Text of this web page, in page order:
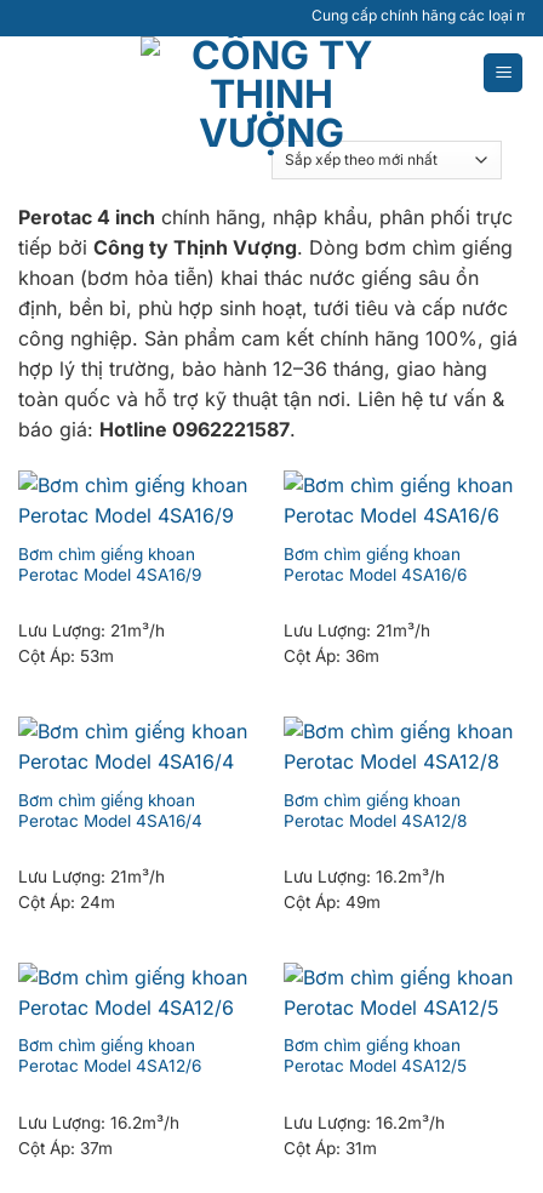
qua
Cung cấp chính hãng các loại máy
Perotac 4 inch chính hãng, nhập khẩu, phân phối trực
tiếp bởi Công ty Thịnh Vượng. Dòng bơm chìm giếng
khoan (bơm hỏa tiễn) khai thác nước giếng sâu ổn
định, bền bỉ, phù hợp sinh hoạt, tưới tiêu và cấp nước
công nghiệp. Sản phẩm cam kết chính hãng 100%, giá
hợp lý thị trường, bảo hành 12–36 tháng, giao hàng
toàn quốc và hỗ trợ kỹ thuật tận nơi. Liên hệ tư vấn &
báo giá: Hotline 0962221587.
Bơm chìm giếng khoan
Perotac Model 4SA16/9
Lưu Lượng: 21m³/h
Cột Áp: 53m
Bơm chìm giếng khoan
Perotac Model 4SA16/6
Lưu Lượng: 21m³/h
Cột Áp: 36m
Bơm chìm giếng khoan
Perotac Model 4SA16/4
Lưu Lượng: 21m³/h
Cột Áp: 24m
Bơm chìm giếng khoan
Perotac Model 4SA12/8
Lưu Lượng: 16.2m³/h
Cột Áp: 49m
Bơm chìm giếng khoan
Perotac Model 4SA12/6
Lưu Lượng: 16.2m³/h
Cột Áp: 37m
Bơm chìm giếng khoan
Perotac Model 4SA12/5
Lưu Lượng: 16.2m³/h
Cột Áp: 31m